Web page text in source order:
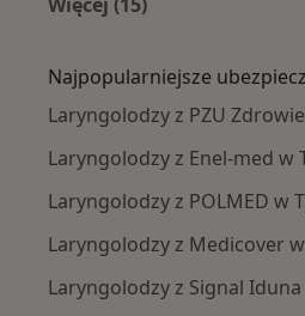
Więcej (15)
Najpopularniejsze
Laryngolodzy z PZU
Laryngolodzy z Enel-med w
Laryngolodzy z POLMED w
Laryngolodzy z Medicover
Laryngolodzy z Signal